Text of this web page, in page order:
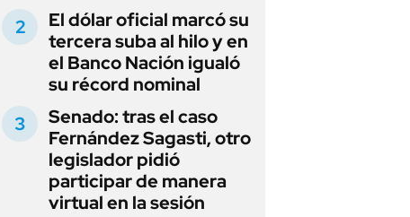
El dólar oficial marcó su
tercera suba al hilo y en
el Banco Nación igualó
su récord nominal
Senado: tras el caso
Fernández Sagasti, otro
legislador pidió
participar de manera
virtual en la sesión